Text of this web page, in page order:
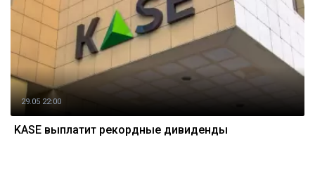
29.05 22:00
KASE выплатит рекордные дивиденды